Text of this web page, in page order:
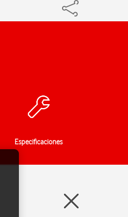
Especificaciones